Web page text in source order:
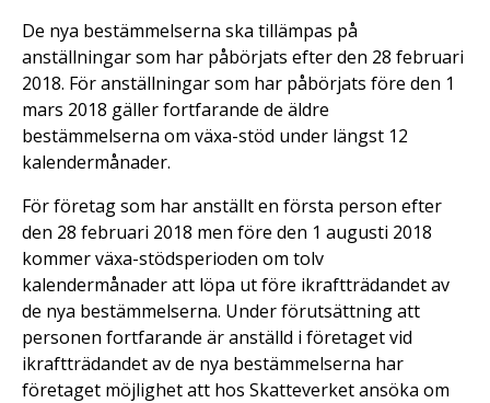
De nya bestämmelserna ska tillämpas på
anställningar som har påbörjats efter den 28 februari
2018. För anställningar som har påbörjats före den 1
mars 2018 gäller fortfarande de äldre
bestämmelserna om växa-stöd under längst 12
kalendermånader.
För företag som har anställt en första person efter
den 28 februari 2018 men före den 1 augusti 2018
kommer växa-stödsperioden om tolv
kalendermånader att löpa ut före ikraftträdandet av
de nya bestämmelserna. Under förutsättning att
personen fortfarande är anställd i företaget vid
ikraftträdandet av de nya bestämmelserna har
företaget möjlighet att hos Skatteverket ansöka om